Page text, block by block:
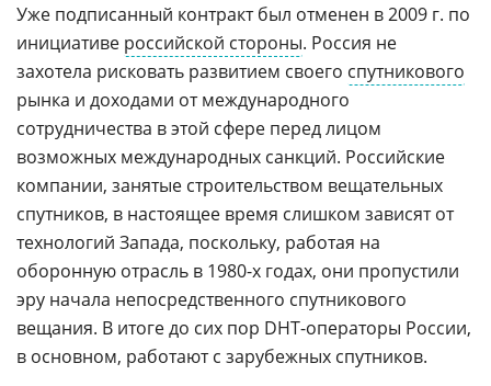
Уже подписанный контракт был отменен в 2009 г. по
инициативе российской стороны. Россия не
захотела рисковать развитием своего спутникового
рынка и доходами от международного
сотрудничества в этой сфере перед лицом
возможных международных санкций. Российские
компании, занятые строительством вещательных
спутников, в настоящее время слишком зависят от
технологий Запада, поскольку, работая на
оборонную отрасль в 1980-х годах, они пропустили
эру начала непосредственного спутникового
вещания. В итоге до сих пор DHT-операторы России,
в основном, работают с зарубежных спутников.